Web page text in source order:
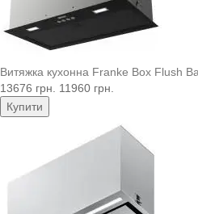
Витяжка кухонна Franke Box Flush
13676 грн.
11960 грн.
Купити